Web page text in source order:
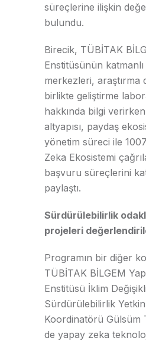
süreçlerine ilişkin
bulundu.
Birecik, TÜBİTAK
Enstitüsünün
merkezleri, araştırma
birlikte geliştirme
hakkında bilgi
altyapısı, paydaş
yönetim süreci ile
Zeka Ekosistemi
başvuru süreçlerini
paylaştı.
Sürdürülebilirlik
projeleri
Programın bir diğer
TÜBİTAK BİLGEM
Enstitüsü İklim
Sürdürülebilirlik
Koordinatörü Gülsüm
de yapay zeka